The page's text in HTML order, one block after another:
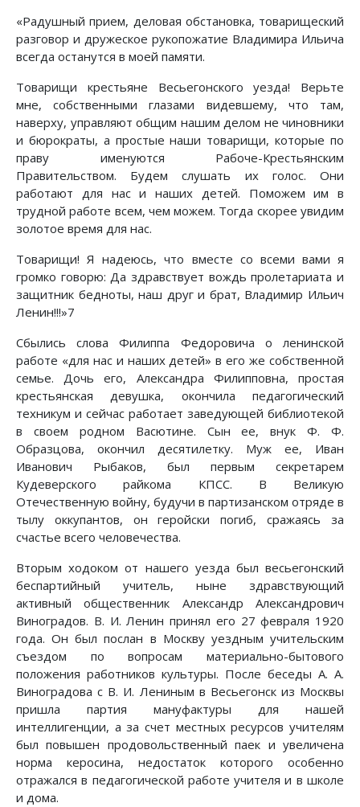
«Радушный прием, деловая обстановка, товарищеский
разговор и дружеское рукопожатие Владимира Ильича
всегда останутся в моей памяти.
Товарищи крестьяне Весьегонского уезда! Верьте
мне, собственными глазами видевшему, что там,
наверху, управляют общим нашим делом не чиновники
и бюрократы, а простые наши товарищи, которые по
праву именуются Рабоче-Крестьянским
Правительством. Будем слушать их голос. Они
работают для нас и наших детей. Поможем им в
трудной работе всем, чем можем. Тогда скорее увидим
золотое время для нас.
Товарищи! Я надеюсь, что вместе со всеми вами я
громко говорю: Да здравствует вождь пролетариата и
защитник бедноты, наш друг и брат, Владимир Ильич
Ленин!!!»7
Сбылись слова Филиппа Федоровича о ленинской
работе «для нас и наших детей» в его же собственной
семье. Дочь его, Александра Филипповна, простая
крестьянская девушка, окончила педагогический
техникум и сейчас работает заведующей библиотекой
в своем родном Васютине. Сын ее, внук Ф. Ф.
Образцова, окончил десятилетку. Муж ее, Иван
Иванович Рыбаков, был первым секретарем
Кудеверского райкома КПСС. В Великую
Отечественную войну, будучи в партизанском отряде в
тылу оккупантов, он геройски погиб, сражаясь за
счастье всего человечества.
Вторым ходоком от нашего уезда был весьегонский
беспартийный учитель, ныне здравствующий
активный общественник Александр Александрович
Виноградов. В. И. Ленин принял его 27 февраля 1920
года. Он был послан в Москву уездным учительским
съездом по вопросам материально-бытового
положения работников культуры. После беседы А. А.
Виноградова с В. И. Лениным в Весьегонск из Москвы
пришла партия мануфактуры для нашей
интеллигенции, а за счет местных ресурсов учителям
был повышен продовольственный паек и увеличена
норма керосина, недостаток которого особенно
отражался в педагогической работе учителя и в школе
и дома.